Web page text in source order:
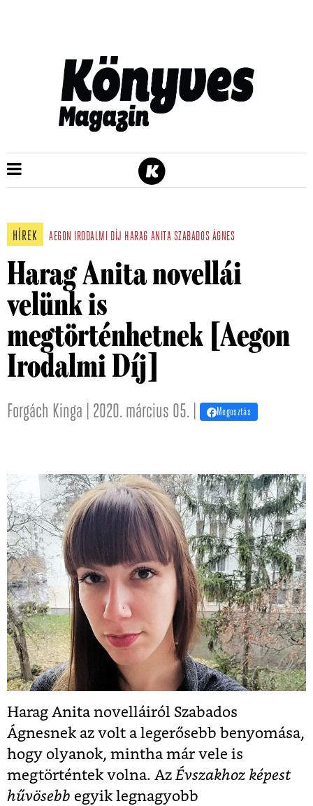
HÍREK AEGON IRODALMI DÍJ HARAG ANITA SZABADOS ÁGNES
Harag Anita novellái
velünk is
megtörténhetnek [Aegon
Irodalmi Díj]
Forgách Kinga | 2020. március 05. | Megosztás
Harag Anita novelláiról Szabados
Ágnesnek az volt a legerősebb benyomása,
hogy olyanok, mintha már vele is
megtörténtek volna. Az Évszakhoz képest
hűvösebb egyik legnagyobb